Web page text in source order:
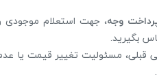
وجه، جهت استعلام موجودی
بگیرید.
قبلی، مسئولیت تغییر قیمت یا